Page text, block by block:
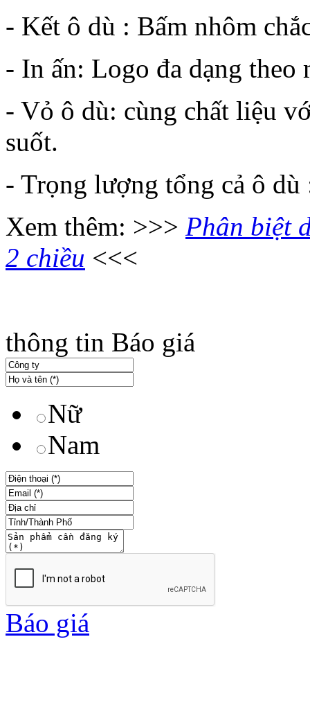
- Kết ô dù : Bấm nhôm
- In ấn: Logo đa dạng theo
- Vỏ ô dù: cùng chất liệu
suốt.
- Trọng lượng tổng cả ô
Xem thêm: >>> Phân biệt
2 chiều <<<
thông tin Báo giá
Nữ
Nam
Báo giá